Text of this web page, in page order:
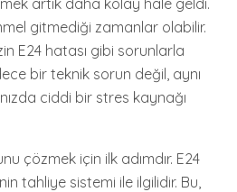
artık daha kolay hale geldi.
gitmediği zamanlar olabilir.
E24 hatası gibi sorunlarla
bir teknik sorun değil, aynı
ciddi bir stres kaynağı
çözmek için ilk adımdır. E24
tahliye sistemi ile ilgilidir. Bu,